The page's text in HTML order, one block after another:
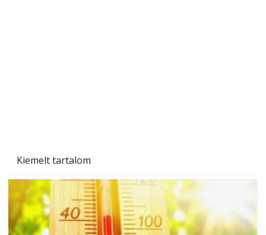
Kiemelt tartalom